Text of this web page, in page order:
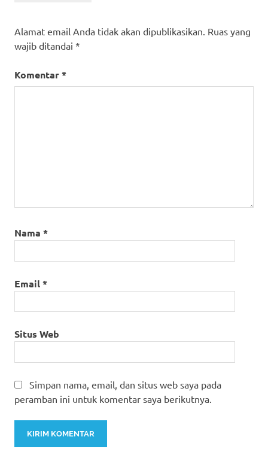
Alamat email Anda tidak akan dipublikasikan. Ruas yang
wajib ditandai *
Komentar*
Nama *
Email*
Situs Web
Simpan nama, email, dan situs web saya pada
peramban ini untuk komentar saya berikutnya.